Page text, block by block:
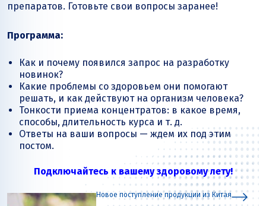
препаратов. Готовьте свои вопросы заранее!
Программа:
Как и почему появился запрос на разработку
новинок?
Какие проблемы со здоровьем они помогают
решать, и как действуют на организм человека?
Тонкости приема концентратов: в какое время,
способы, длительность курса и т. д.
Ответы на ваши вопросы — ждем их под этим
постом.
Подключайтесь к вашему здоровому лету!
Новое поступление продукции из Китая